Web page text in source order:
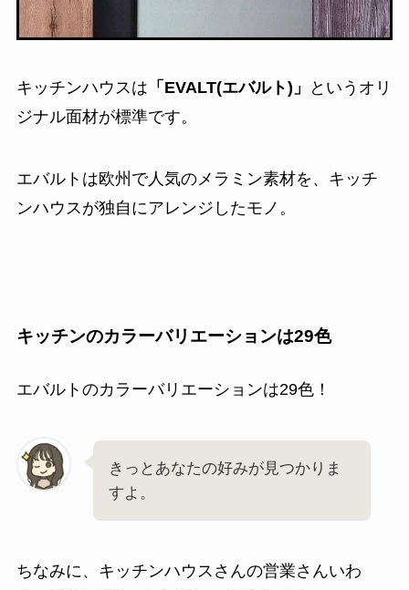
キッチンハウスは 「EVALT(エバルト)」
というオリ
ジナル面材が標準です。
エバルトは欧州で人気のメラミン素材を、キッチ
ンハウスが独自にアレンジしたモノ。
キッチンのカラーバリエーションは29色
エバルトのカラーバリエーションは29色！
きっとあなたの好みが見つかりま
すよ。
ちなみに、キッチンハウスさんの営業さんいわ